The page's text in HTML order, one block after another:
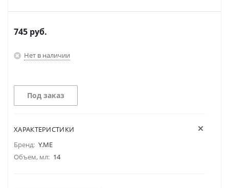
745 руб.
Нет в наличии
Под заказ
ХАРАКТЕРИСТИКИ
Бренд: Y.ME
Объем, мл: 14